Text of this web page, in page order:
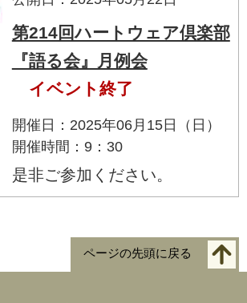
第214回ハートウェア倶楽部
『語る会』月例会
イベント終了
開催日：2025年06月15日（日）
開催時間：9：30
是非ご参加ください。
ページの先頭に戻る